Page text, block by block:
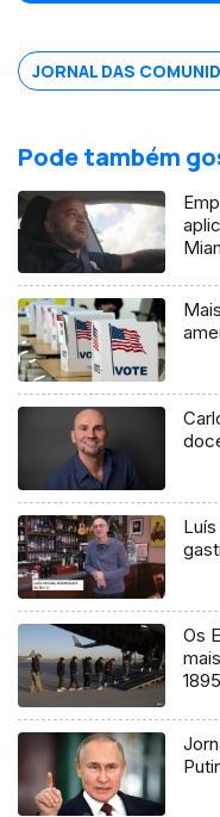
JORNAL DAS
Pode também
Os
1895